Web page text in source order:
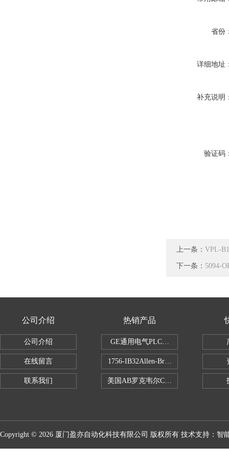
省份
详细地址
补充说明
验证码
上一条： VPL-
下一条： 5094-
公司介绍
公司介绍
在线留言
联系我们
热销产品
GE通用电气PLC控制器
1756-IB32Allen-Bradley1756IB32数字
美国AB罗克韦尔CPU处理器
Copyright © 2026 厦门盈亦自动化科技有限公司 版权所有 技术支持： 智